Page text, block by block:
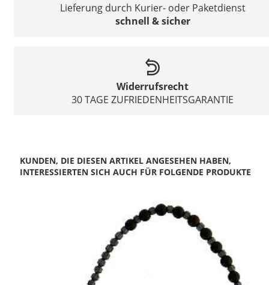
Lieferung durch Kurier- oder Paketdienst
schnell & sicher
Widerrufsrecht
30 TAGE ZUFRIEDENHEITSGARANTIE
KUNDEN, DIE DIESEN ARTIKEL ANGESEHEN HABEN,
INTERESSIERTEN SICH AUCH FÜR FOLGENDE PRODUKTE